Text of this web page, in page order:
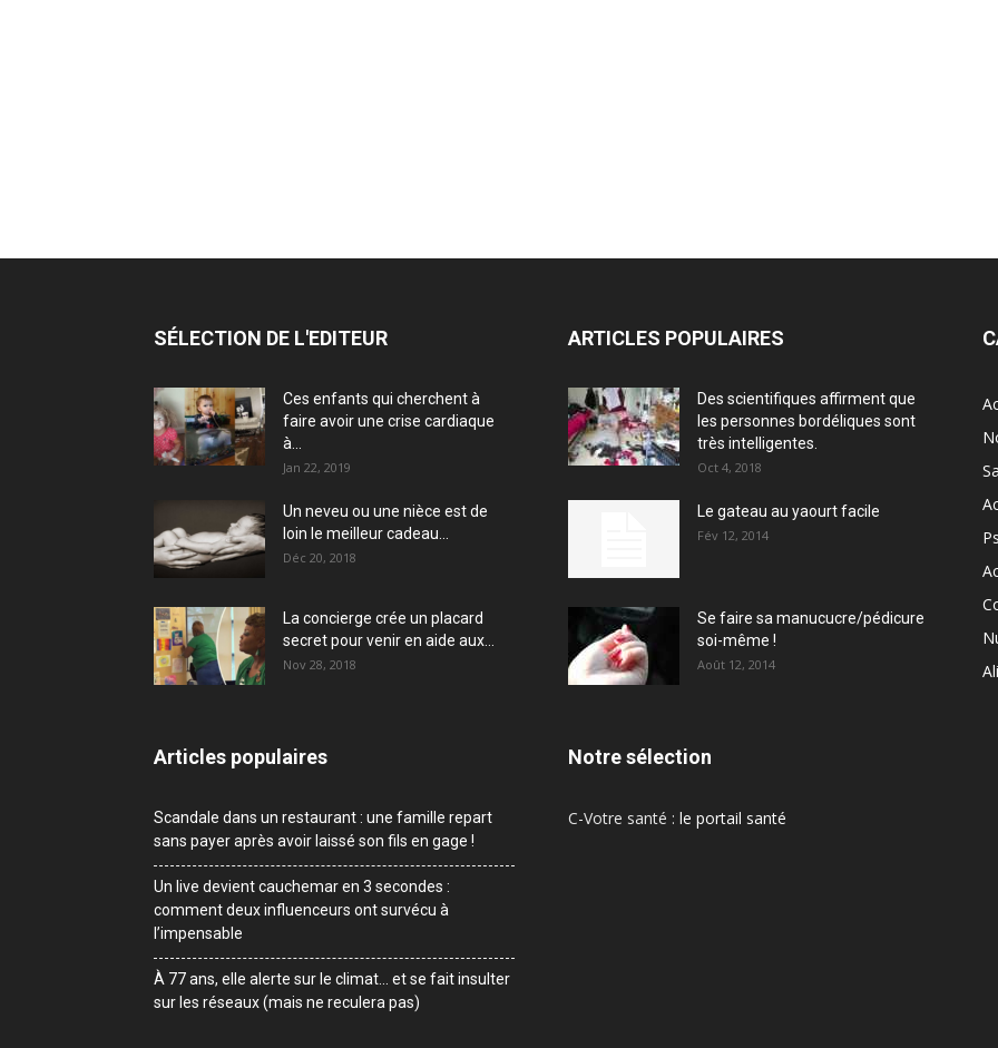
SÉLECTION DE L'EDITEUR
Ces enfants qui cherchent à
faire avoir une crise cardiaque
à...
Jan 22, 2019
Un neveu ou une nièce est de
loin le meilleur cadeau...
Déc 20, 2018
La concierge crée un placard
secret pour venir en aide aux...
Nov 28, 2018
Articles populaires
Scandale dans un restaurant : une famille repart
sans payer après avoir laissé son fils en gage !
Un live devient cauchemar en 3 secondes :
comment deux influenceurs ont survécu à
l’impensable
À 77 ans, elle alerte sur le climat… et se fait insulter
sur les réseaux (mais ne reculera pas)
ARTICLES POPULAIRES
Des scientifiques affirment que
les personnes bordéliques sont
très intelligentes.
Oct 4, 2018
Le gateau au yaourt facile
Fév 12, 2014
Se faire sa manucucre/pédicure
soi-même !
Août 12, 2014
Notre sélection
C-Votre santé : le portail santé